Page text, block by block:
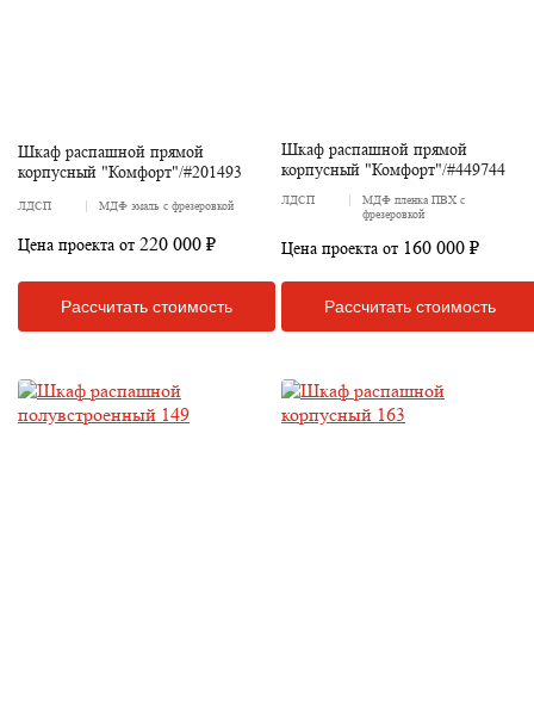
Шкаф распашной прямой
корпусный "Комфорт"/#201493
ЛДСП МДФ эмаль с фрезеровкой
Цена проекта от 220 000 ₽
Рассчитать стоимость
Шкаф распашной прямой
корпусный "Комфорт"/#449744
ЛДСП
МДФ пленка ПВХ с
фрезеровкой
Цена проекта от 160 000 ₽
Рассчитать стоимость